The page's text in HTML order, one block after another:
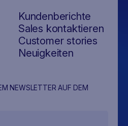
NEWSLETTER AUF DEM
Kundenberichte
Sales kontaktieren
Customer stories
Neuigkeiten